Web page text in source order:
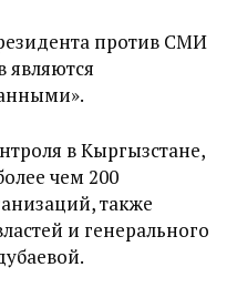
против СМИ
являются
в Кыргызстане,
чем 200
также
и генерального